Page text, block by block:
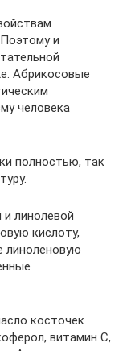
и
Абрикосовые
человека
полностью, так
линолевой
кислоту,
линоленовую
косточек
витамин С,